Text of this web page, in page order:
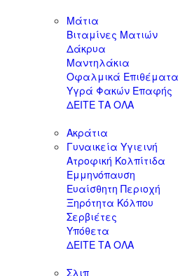
Μάτια
Βιταμίνες Ματιών
Δάκρυα
Μαντηλάκια
Οφαλμικά Επιθέματα
Υγρά Φακών Επαφής
ΔΕΙΤΕ ΤΑ ΟΛΑ
Ακράτια
Γυναικεία Υγιεινή
Ατροφική Κολπίτιδα
Εμμηνόπαυση
Ευαίσθητη Περιοχή
Ξηρότητα Κόλπου
Σερβιέτες
Υπόθετα
ΔΕΙΤΕ ΤΑ ΟΛΑ
Σλιπ